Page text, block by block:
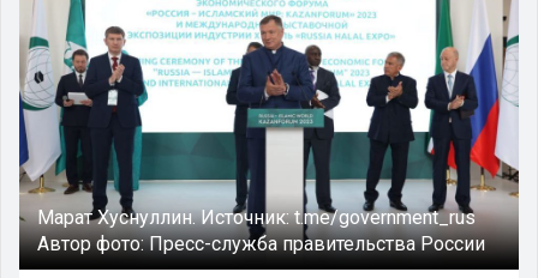
Марат Хуснуллин.Источник:t.me/government_rus
Автор фото:Пресс-служба правительства России